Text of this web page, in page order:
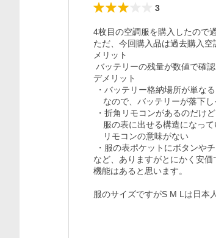
3
4枚目の空調服を購入したので
ただ、今回購入品は過去購入
メリット
デメリット
など、ありますがとにかく安価
機能はあると思います。
服のサイズですがS M Lは日本